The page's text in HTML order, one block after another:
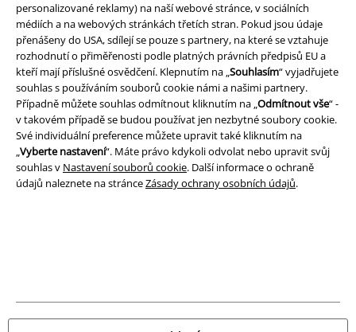
personalizované reklamy) na naší webové stránce, v sociálních
médiích a na webových stránkách třetích stran. Pokud jsou údaje
přenášeny do USA, sdílejí se pouze s partnery, na které se vztahuje
rozhodnutí o přiměřenosti podle platných právních předpisů EU a
kteří mají příslušné osvědčení. Klepnutím na „Souhlasím“ vyjadřujete
souhlas s používáním souborů cookie námi a našimi partnery.
Případně můžete souhlas odmítnout kliknutím na „Odmítnout vše“ -
v takovém případě se budou používat jen nezbytné soubory cookie.
Své individuální preference můžete upravit také kliknutím na
„Vyberte nastavení“. Máte právo kdykoli odvolat nebo upravit svůj
souhlas v Nastavení souborů cookie. Další informace o ochraně
údajů naleznete na stránceZásady ochrany osobních údajů.
Podmínky
Prohlášení
Ochrana osobních údajů
Likvidace odpadu a ochrana životního prostředí
Prohlášení o shodě